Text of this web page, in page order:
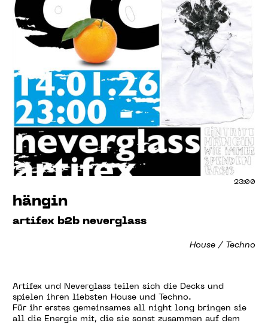
23:00
hängin
artifex b2b neverglass
House / Techno
Artifex und Neverglass teilen sich die Decks und
spielen ihren liebsten House und Techno.
Für ihr erstes gemeinsames all night long bringen sie
all die Energie mit, die sie sonst zusammen auf dem